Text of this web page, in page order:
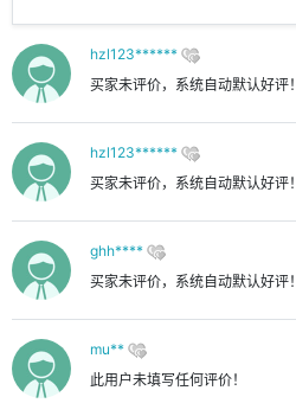
hzl123******
买家未评价，系统自动默认好评！
hzl123******
买家未评价，系统自动默认好评！
ghh****
买家未评价，系统自动默认好评！
mu**
此用户未填写任何评价！